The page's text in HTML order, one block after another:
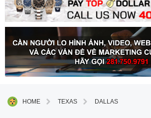
HOME TEXAS DALLAS